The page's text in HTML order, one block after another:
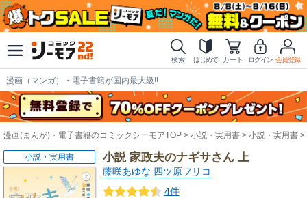
検索 はじめて カート ログイン 会員登録
漫画（マンガ）・電子書籍が国内最大級!!
漫画(まんが)・電子書籍のコミックシーモアTOP 小説・実用書 小説・実用書
小説 家政夫のナギサさん 上
藤咲あゆな 四ツ原フリコ
4件
小説・実用書